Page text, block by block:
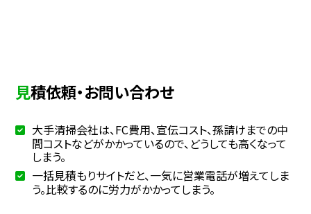
見積依頼・お問い合わせ
大手清掃会社は、FC費用、宣伝コスト、孫請けまでの中
間コストなどがかかっているので、どうしても高くなって
しまう。
一括見積もりサイトだと、一気に営業電話が増えてしま
う。比較するのに労力がかかってしまう。